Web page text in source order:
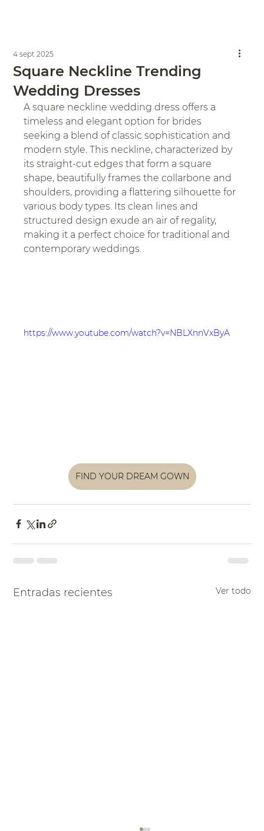
Square Neckline Trending
Wedding Dresses
4 sept 2025
A square neckline wedding dress offers a
timeless and elegant option for brides
seeking a blend of classic sophistication and
modern style. This neckline, characterized by
its straight-cut edges that form a square
shape, beautifully frames the collarbone and
shoulders, providing a flattering silhouette for
various body types. Its clean lines and
structured design exude an air of regality,
making it a perfect choice for traditional and
contemporary weddings.
https://www.youtube.com/watch?v=NBLXnnVxByA
FIND YOUR DREAM GOWN
Entradas recientes Ver todo